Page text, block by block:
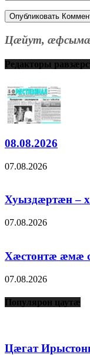
Цæйут,
Редакторы
08.08.2026
07.08.2026
Хуыздæртæн –
07.08.2026
Хæстонтæ æмæ
07.08.2026
Популярон цаутæ
Цæгат